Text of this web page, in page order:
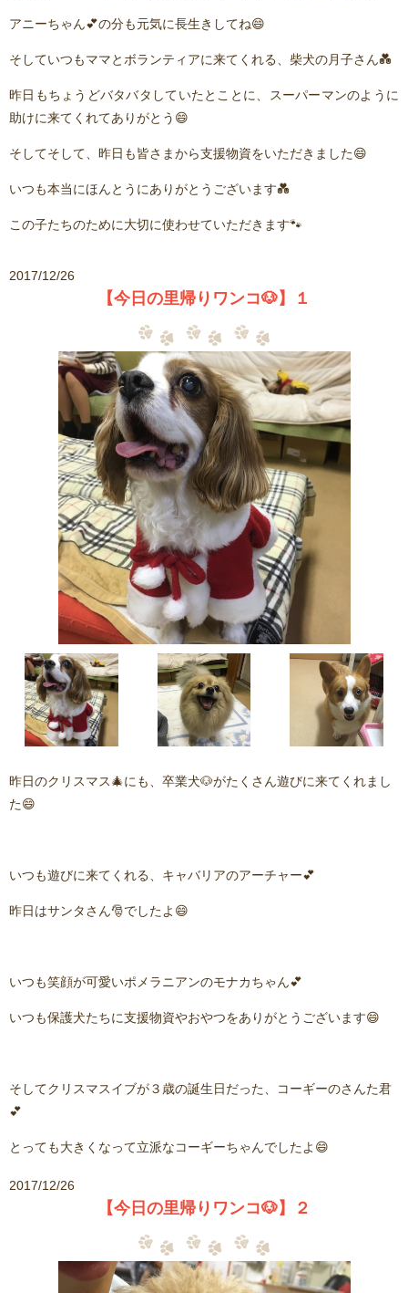
アニーちゃん💕の分も元気に長生きしてね😄
そしていつもママとボランティアに来てくれる、柴犬の月子さん💑
昨日もちょうどバタバタしていたとことに、スーパーマンのように
助けに来てくれてありがとう😄
そしてそして、昨日も皆さまから支援物資をいただきました😄
いつも本当にほんとうにありがとうございます💑
この子たちのために大切に使わせていただきます🐾
2017/12/26
【今日の里帰りワンコ🐶】１
昨日のクリスマス🎄にも、卒業犬🐶がたくさん遊びに来てくれまし
た😄
いつも遊びに来てくれる、キャバリアのアーチャー💕
昨日はサンタさん🎅でしたよ😄
いつも笑顔が可愛いポメラニアンのモナカちゃん💕
いつも保護犬たちに支援物資やおやつをありがとうございます😄
そしてクリスマスイブが３歳の誕生日だった、コーギーのさんた君
💕
とっても大きくなって立派なコーギーちゃんでしたよ😄
2017/12/26
【今日の里帰りワンコ🐶】２